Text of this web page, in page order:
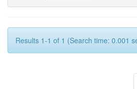
Results 1-1 of 1 (Search time: 0.001